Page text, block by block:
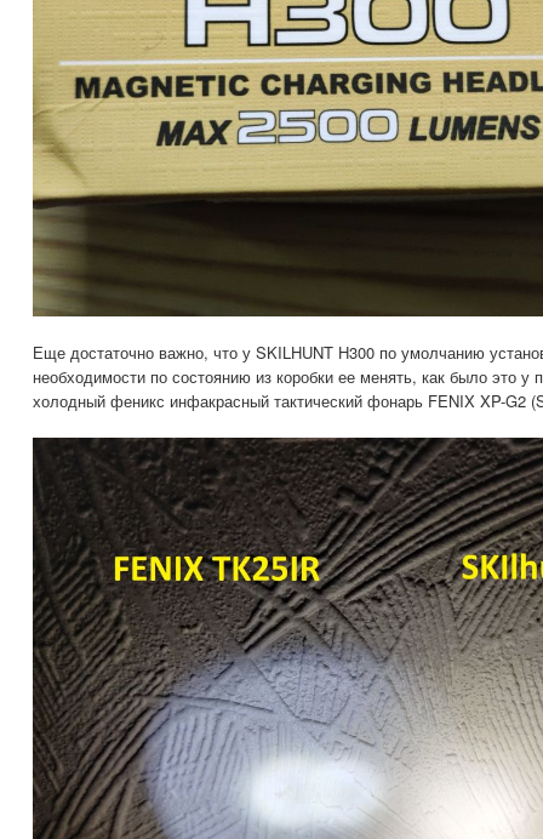
Еще достаточно важно, что у SKILHUNT H300 по умолчанию
необходимости по состоянию из коробки ее менять, как было это
холодный феникс инфакрасный тактический фонарь FENIX XP-G2